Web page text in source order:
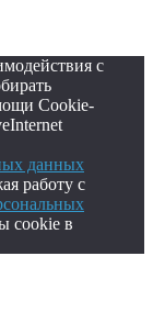
с
Cookie-
данных
работу с
cookie в